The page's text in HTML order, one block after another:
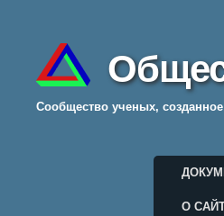
Cообщество ученых,
О